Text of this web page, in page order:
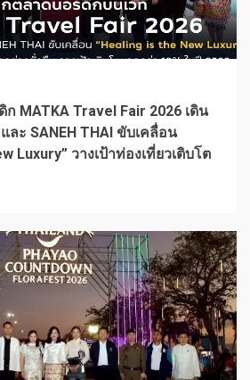
MATKA Travel Fair 2026 เดิน
ละ SANEH THAI ขับเคลื่อน
Luxury” วางเป้าท่องเที่ยวเติบโต